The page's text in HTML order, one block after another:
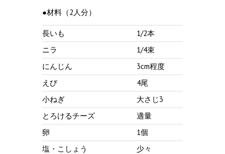
●材料（2人分）
長いも
1/2本
ニラ
1/4束
にんじん
3cm程度
えび
4尾
小ねぎ
大さじ3
とろけるチーズ
適量
卵
1個
塩・こしょう
少々